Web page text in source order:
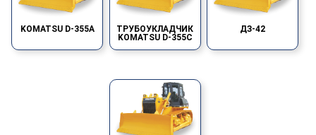
KOMATSU D-355А
ТРУБОУКЛАДЧИК
KOMATSU D-355С
ДЗ-42